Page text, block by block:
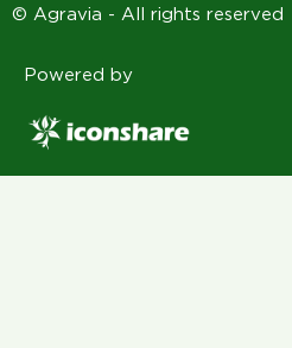
© Agravia - All rights reserved
Powered by